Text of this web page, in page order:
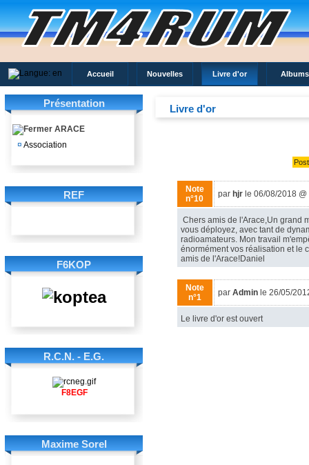
Accueil Nouvelles Livre d'or Albums
Présentation
ARACE
¤ Association
REF
F6KOP
R.C.N. - E.G.
F8EGF
Maxime Sorel
Livre d'or
Note
n°10
par hjrle 06/08/2018 @
Chers amis de l'Arace,Un grand
vous déployez, avec tant de
radioamateurs. Mon travail
énormément vos réalisation et le
amis de l'Arace!Daniel
Note
n°1
par Adminle 26/05/
Le livre d'or est ouvert